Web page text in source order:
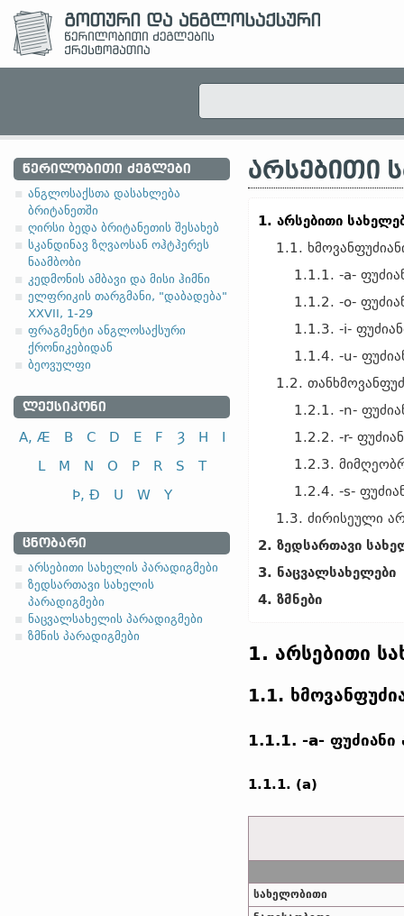
ᲬᲔᲠᲘᲚᲝᲑᲘᲗᲘ ᲫᲔᲒᲚᲔᲑᲘ
ანგლოსაქსთა დასახლება
ბრიტანეთში
ღირსი ბედა ბრიტანეთის შესახებ
სკანდინავ ზღვაოსან ოჰტჰერეს
ნაამბობი
კედმონის ამბავი და მისი ჰიმნი
ელფრიკის თარგმანი, "დაბადება"
XXVII, 1-29
ფრაგმენტი ანგლოსაქსური
ქრონიკებიდან
ბეოვულფი
ᲚᲔᲥᲡᲘᲙᲝᲜᲘ
A, Æ B C D E F Ȝ H
I
L
M N O P R S
T
Þ, Ð
U W Y
ᲪᲜᲝᲑᲐᲠᲘ
არსებითი სახელის პარადიგმები
ზედსართავი სახელის
პარადიგმები
ნაცვალსახელის პარადიგმები
ზმნის პარადიგმები
ᲐᲠᲡᲔᲑᲘᲗᲘ
1. არსებითი
1.1.
1.1.1. -a-
1.1.2. -o-
1.1.3. -i-
1.1.4. -u-
1.2.
1.2.1. -n-
1.2.2. -r-
1.2.3.
1.2.4. -s-
1.3. ძირისეული
2. ზედსართავი
3. ნაცვალსახელები
4. ზმნები
1. არსებითი
1.1.
1.1.1. -a- ფუძიანი
1.1.1. (a)
სახელობითი